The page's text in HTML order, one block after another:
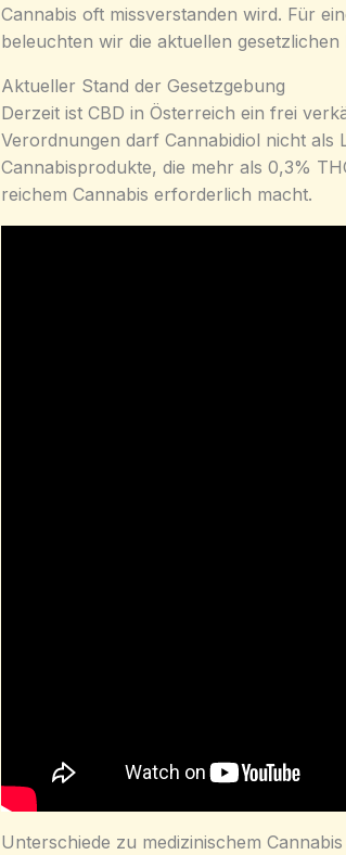
Cannabis oft missverstanden wird. Für
beleuchten wir die aktuellen
Aktueller Stand der Gesetzgebung
Derzeit ist CBD in Österreich ein frei
Verordnungen darf Cannabidiol nicht als
Cannabisprodukte, die mehr als 0,3%
reichem Cannabis erforderlich macht.
Unterschiede zu medizinischem Cannabis